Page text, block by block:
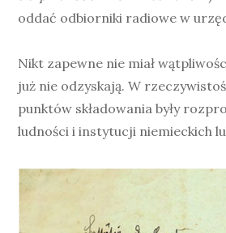
oddać odbiorniki radiowe w
Nikt zapewne nie miał
już nie odzyskają. W
punktów składowania były
ludności i instytucji niemieckich